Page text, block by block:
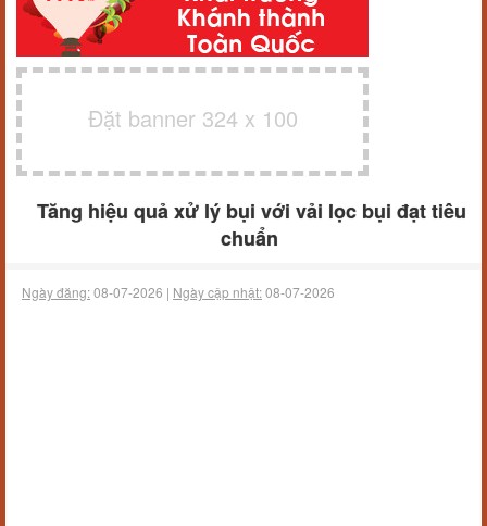
Đặt banner 324 x 100
Tăng hiệu quả xử lý bụi với vải lọc bụi đạt tiêu
chuẩn
Ngày đăng:08-07-2026 | Ngày cập nhật:08-07-2026